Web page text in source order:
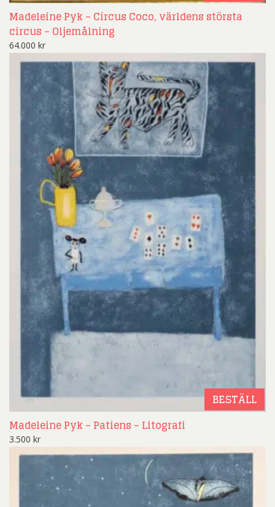
Madeleine Pyk – Circus Coco, världens största
circus – Oljemålning
64.000 kr
BESTÄLL
Madeleine Pyk – Patiens – Litografi
3.500 kr